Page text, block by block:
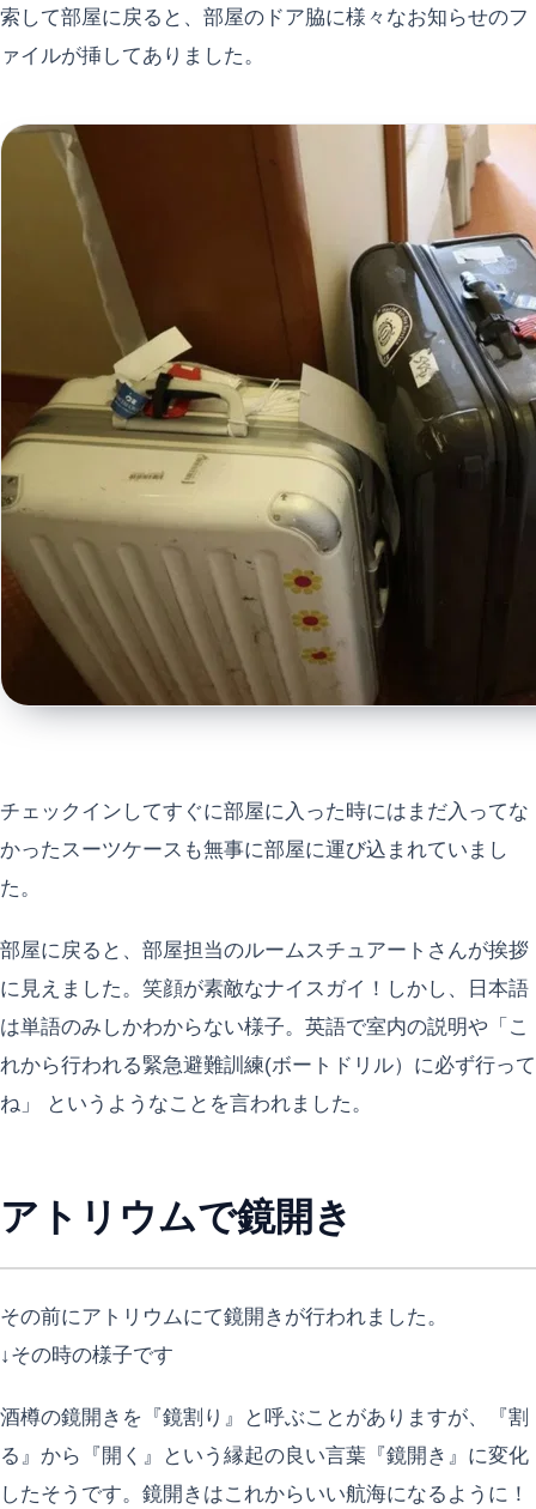
索して部屋に戻ると、部屋のドア脇に様々なお知らせのフ
ァイルが挿してありました。
チェックインしてすぐに部屋に入った時にはまだ入ってな
かったスーツケースも無事に部屋に運び込まれていまし
た。
部屋に戻ると、部屋担当のルームスチュアートさんが挨拶
に見えました。笑顔が素敵なナイスガイ！しかし、日本語
は単語のみしかわからない様子。英語で室内の説明や「こ
れから行われる緊急避難訓練(ボートドリル）に必ず行って
ね」 というようなことを言われました。
アトリウムで鏡開き
その前にアトリウムにて鏡開きが行われました。
↓その時の様子です
酒樽の鏡開きを『鏡割り』と呼ぶことがありますが、『割
る』から『開く』という縁起の良い言葉『鏡開き』に変化
したそうです。鏡開きはこれからいい航海になるように！